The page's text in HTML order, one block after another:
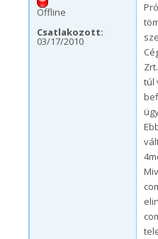
Offline
Csatlakozott:
03/17/2010
túl